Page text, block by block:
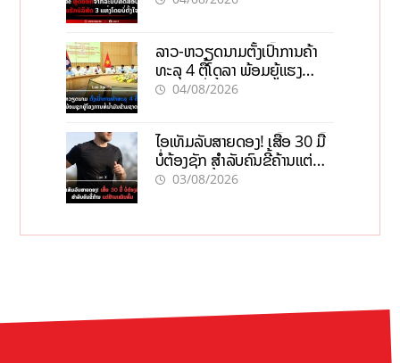
ລາວ-ຫວຽດນາມຕັ້ງເປົ້າການຄ້າ
ທະລຸ 4 ຕື້ໂດລາ ພ້ອມຍູ້ແຮງ
ໂຄງການທໍ່ນໍ້າມັນຂ້າມຊາດ
04/08/2026
ໄອເທັມລັບສາຍດອງ! ເສື້ອ 30 ມື້
ບໍ່ຕ້ອງຊັກ ສຳລັບຄົນຂີ້ຄ້ານແຕ່
ຢ້ານເໝັນສົ້ມ
03/08/2026